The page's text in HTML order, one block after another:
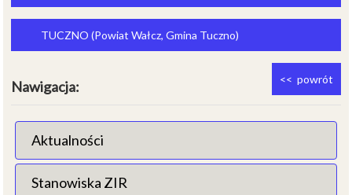
TUCZNO (Powiat Wałcz, Gmina Tuczno)
<< powrót
Nawigacja:
Aktualności
Stanowiska ZIR